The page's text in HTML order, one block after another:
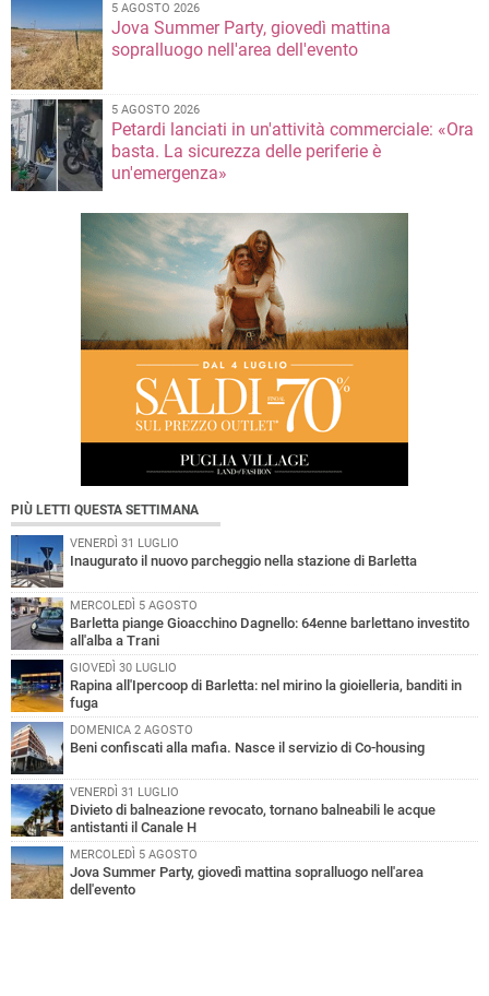
5 AGOSTO 2026
Jova Summer Party, giovedì mattina
sopralluogo nell'area dell'evento
5 AGOSTO 2026
Petardi lanciati in un'attività commerciale: «Ora
basta. La sicurezza delle periferie è
un'emergenza»
PIÙ LETTI QUESTA SETTIMANA
VENERDÌ 31 LUGLIO
Inaugurato il nuovo parcheggio nella stazione di Barletta
MERCOLEDÌ 5 AGOSTO
Barletta piange Gioacchino Dagnello: 64enne barlettano investito
all'alba a Trani
GIOVEDÌ 30 LUGLIO
Rapina all'Ipercoop di Barletta: nel mirino la gioielleria, banditi in
fuga
DOMENICA 2 AGOSTO
Beni confiscati alla mafia. Nasce il servizio di Co-housing
VENERDÌ 31 LUGLIO
Divieto di balneazione revocato, tornano balneabili le acque
antistanti il Canale H
MERCOLEDÌ 5 AGOSTO
Jova Summer Party, giovedì mattina sopralluogo nell'area
dell'evento